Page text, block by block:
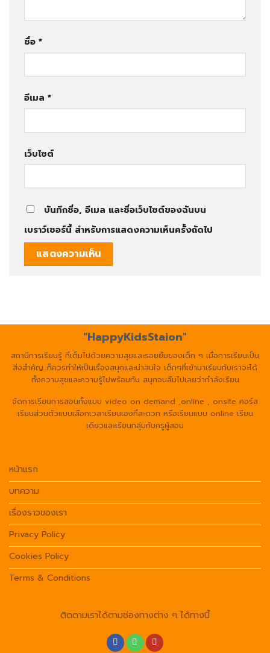
ชื่อ *
อีเมล *
เว็บไซต์
บันทึกชื่อ, อีเมล และชื่อเว็บไซต์ของฉันบน
เบราว์เซอร์นี้ สำหรับการแสดงความเห็นครั้งถัดไป
"HappyKidsStaion"
สถานีการเรียนรู้ ที่เต็มไปด้วยความสุขและรอยยิ้มของเด็ก ๆ เมื่อการเรียนเป็น
สิ่งสำคัญ...ก็ควรทำให้เป็นเรื่องสนุกและน่าสนใจ เด็กๆที่เข้ามาเรียนกับเราจะได้
ทั้งความสุขและความรู้ไปพร้อมกัน สนุกจนลืมไปเลยว่ากำลังเรียน
จัดการเรียนการสอนทั้งแบบ video on demand ,online , onsite คอร์ส
เรียนส่วนตัวแบบเลือกเวลาเรียนเองที่สะดวก หรือเรียนแบบ online เรียน
เดียวและเรียนกลุ่มกับครูผู้สอน
หน้าแรก
บทความ
เรื่องราวของเรา
Privacy Policy
Cookies Policy
Terms & Conditions
ติดตามเราได้ตามช่องทางต่าง ๆ ได้ทางนี้